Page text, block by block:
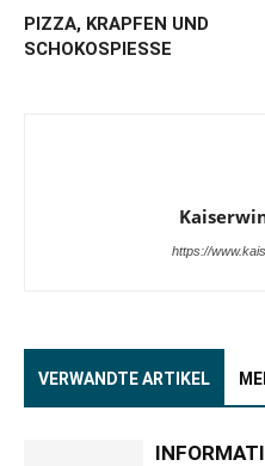
PIZZA, KRAPFEN UND
SCHOKOSPIESSE
https://
VERWANDTE ARTIKEL